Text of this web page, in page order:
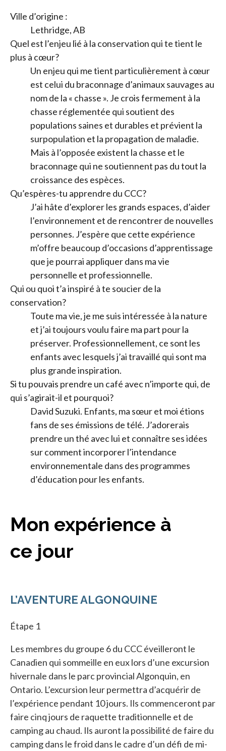
Ville d’origine :
Lethridge, AB
Quel est l’enjeu lié à la conservation qui te tient le
plus à cœur?
Un enjeu qui me tient particulièrement à cœur
est celui du braconnage d’animaux sauvages au
nom de la « chasse ». Je crois fermement à la
chasse réglementée qui soutient des
populations saines et durables et prévient la
surpopulation et la propagation de maladie.
Mais à l’opposée existent la chasse et le
braconnage qui ne soutiennent pas du tout la
croissance des espèces.
Qu’espères-tu apprendre du CCC?
J’ai hâte d’explorer les grands espaces, d’aider
l’environnement et de rencontrer de nouvelles
personnes. J’espère que cette expérience
m’offre beaucoup d’occasions d’apprentissage
que je pourrai appliquer dans ma vie
personnelle et professionnelle.
Qui ou quoi t’a inspiré à te soucier de la
conservation?
Toute ma vie, je me suis intéressée à la nature
et j’ai toujours voulu faire ma part pour la
préserver. Professionnellement, ce sont les
enfants avec lesquels j’ai travaillé qui sont ma
plus grande inspiration.
Si tu pouvais prendre un café avec n’importe qui, de
qui s’agirait-il et pourquoi?
David Suzuki. Enfants, ma sœur et moi étions
fans de ses émissions de télé. J’adorerais
prendre un thé avec lui et connaître ses idées
sur comment incorporer l’intendance
environnementale dans des programmes
d’éducation pour les enfants.
Mon expérience à
ce jour
L’AVENTURE ALGONQUINE
Étape 1
Les membres du groupe 6 du CCC éveilleront le
Canadien qui sommeille en eux lors d’une excursion
hivernale dans le parc provincial Algonquin, en
Ontario. L’excursion leur permettra d’acquérir de
l’expérience pendant 10 jours. Ils commenceront par
faire cinq jours de raquette traditionnelle et de
camping au chaud. Ils auront la possibilité de faire du
camping dans le froid dans le cadre d’un défi de mi-